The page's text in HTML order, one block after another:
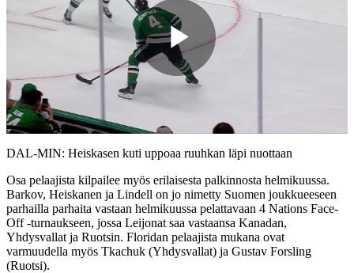
Play
Video
DAL-MIN: Heiskasen kuti uppoaa ruuhkan läpi nuottaan
Osa pelaajista kilpailee myös erilaisesta palkinnosta helmikuussa.
Barkov, Heiskanen ja Lindell on jo nimetty Suomen joukkueeseen
parhailla parhaita vastaan helmikuussa pelattavaan 4 Nations Face-
Off -turnaukseen, jossa Leijonat saa vastaansa Kanadan,
Yhdysvallat ja Ruotsin. Floridan pelaajista mukana ovat
varmuudella myös Tkachuk (Yhdysvallat) ja Gustav Forsling
(Ruotsi).